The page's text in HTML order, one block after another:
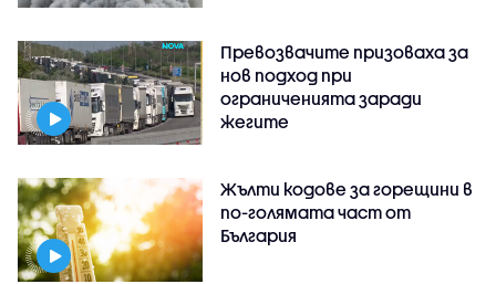
Превозвачите призоваха за
нов подход при
ограниченията заради
жегите
Жълти кодове за горещини в
по-голямата част от
България